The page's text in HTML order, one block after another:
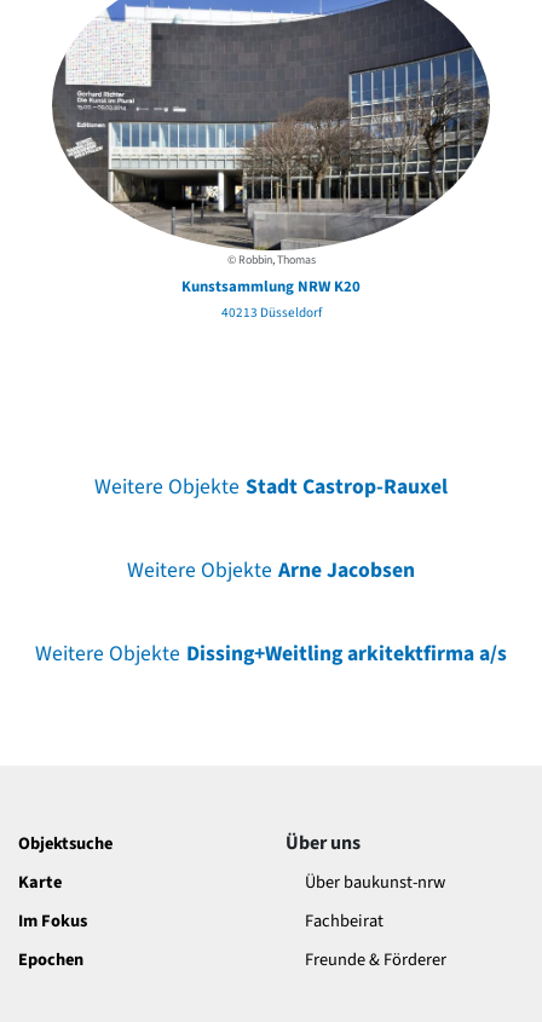
© Robbin, Thomas
Kunstsammlung NRW K20
40213 Düsseldorf
Weitere Objekte Stadt Castrop-Rauxel
Weitere Objekte Arne Jacobsen
Weitere Objekte Dissing+Weitling arkitektfirma a/s
Objektsuche
Karte
Im Fokus
Epochen
Über uns
Über baukunst-nrw
Fachbeirat
Freunde & Förderer